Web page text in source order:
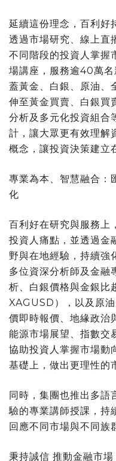
延續這份理念，百利好
透過市場研究、線上直
不同階段的投資人掌
場講座，服務逾40萬
蓋黃金、白銀、原油、
伸至黃金買賣、白銀買
分析及多元化投資組合
計，讓大眾更有效理解
概念，讓投資決策建立
專業為本、智慧融合：
化
百利好在研究與服務上
投資人痛點，並透過金
野與在地經驗，持續強
多位資深分析師及金融
析、白銀價格與金銀
XAGUSD），以及原
價即時報價、地緣政
能源市場展望、指數交
協助投資人掌握市場動
基礎上，做出更理性的
同時，集團也推出多語
驗的專業講師授課，持
回應不同市場與不同族
秉持誠信 推動金融市場